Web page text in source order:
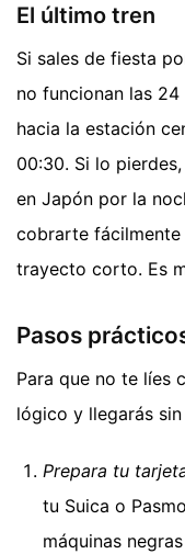
El último tren
Si sales de fiesta
no funcionan las
hacia la estación
00:30. Si lo
en Japón por la
cobrarte
trayecto corto. Es
Pasos
Para que no te líes
lógico y llegarás
Prepara tu
tu Suica o
máquinas